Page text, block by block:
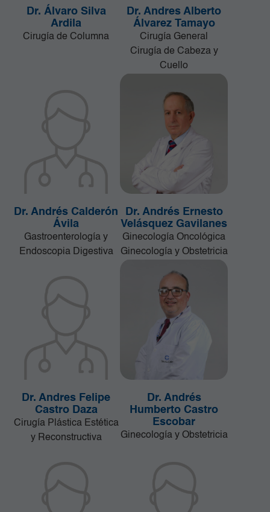
Dr. Álvaro Silva
Ardila
Cirugía de Columna
Dr. Andres Alberto
Álvarez Tamayo
Cirugía General
Cirugía de Cabeza y
Cuello
Dr. Andrés Calderón
Ávila
Gastroenterología y
Endoscopia Digestiva
Dr. Andrés Ernesto
Velásquez Gavilanes
Ginecología Oncológica
Ginecología y Obstetricia
Dr. Andres Felipe
Castro Daza
Cirugía Plástica Estética
y Reconstructiva
Dr. Andrés
Humberto Castro
Escobar
Ginecología y Obstetricia